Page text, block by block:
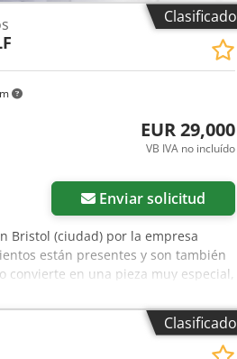
Clasificado
EUR 29,000
VB IVA no incluído
Enviar solicitud
Bristol (ciudad) por la empresa
están presentes y son también
en una pieza muy especial,
y fácil de mover! Como está
su aspecto; sin embargo, no se
para la restauración. Cedpfxsupvx
Clasificado